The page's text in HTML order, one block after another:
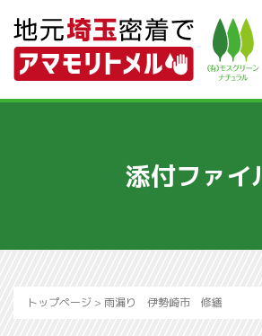
添付ファイ
トップページ > 雨漏り 伊勢崎市 修繕